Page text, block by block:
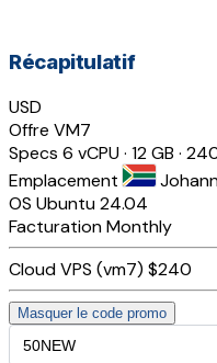
Récapitulatif
USD
Offre VM7
Specs 6 vCPU · 12 GB ·
Emplacement
OS Ubuntu 24.04
FacturationMonthly
Cloud VPS (vm7) $240
Masquer le code promo